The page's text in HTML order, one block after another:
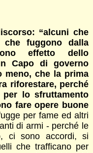
“alcuni che
fuggono dalla
effetto dello
Capo di governo
meno, che la prima
riforestare, perché
per lo sfruttamento
fare opere buone
per fame ed altri
di armi - perché le
ci sono accordi, si
che trafficano per